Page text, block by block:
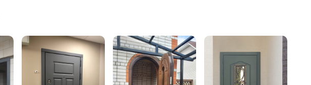
2 контура уплотнителя (Е + D) по периметру двери или 3 контура в
т.ч. магнитный (дополнительная опция)